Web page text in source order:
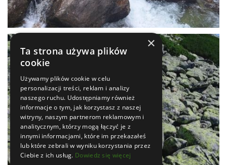
×
Ta strona używa plików
cookie
Używamy plików cookie w celu
personalizacji treści, reklam i analizy
naszego ruchu. Udostępniamy również
informacje o tym, jak korzystasz z naszej
witryny, naszym partnerom reklamowym i
analitycznym, którzy mogą łączyć je z
innymi informacjami, które im przekazałeś
lub które zebrali w wyniku korzystania przez
Ciebie z ich usług. Dowiedz się więcej